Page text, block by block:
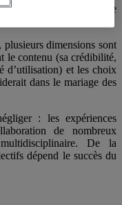
à qui elle s’adresse
dimensions sont
le contenu (sa crédibilité,
d’utilisation) et les choix
dans le mariage des
: les expériences
de nombreux
De la
dépend le succès du